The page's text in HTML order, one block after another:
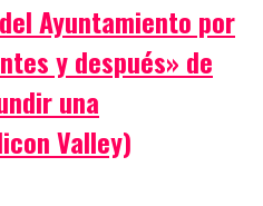
Ayuntamiento por
y después» de
una
Valley)